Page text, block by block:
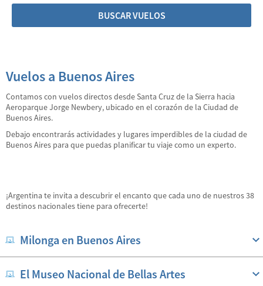
BUSCAR VUELOS
Vuelos a Buenos Aires
Contamos con vuelos directos desde Santa Cruz de la Sierra hacia
Aeroparque Jorge Newbery, ubicado en el corazón de la Ciudad de
Buenos Aires.
Debajo encontrarás actividades y lugares imperdibles de la ciudad de
Buenos Aires para que puedas planificar tu viaje como un experto.
¡Argentina te invita a descubrir el encanto que cada uno de nuestros 38
destinos nacionales tiene para ofrecerte!
Milonga en Buenos Aires
El Museo Nacional de Bellas Artes